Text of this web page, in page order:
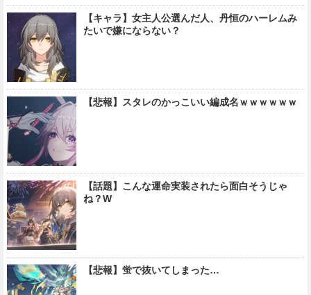
【キャラ】女主人公選んだ人、丹恒のハーレムみ
たいで嫌にならない？
【悲報】スタレのかっこいい編成名ｗｗｗｗｗｗ
【話題】こんな運命実装されたら面白そうじゃ
ね？W
【悲報】蛍で抜いてしまった…